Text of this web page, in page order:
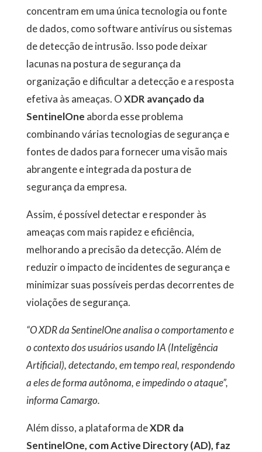
concentram em uma única tecnologia ou fonte
de dados, como software antivírus ou sistemas
de detecção de intrusão. Isso pode deixar
lacunas na postura de segurança da
organização e dificultar a detecção e a resposta
efetiva às ameaças. OXDR avançado da
SentinelOne aborda esse problema
combinando várias tecnologias de segurança e
fontes de dados para fornecer uma visão mais
abrangente e integrada da postura de
segurança da empresa.
Assim, é possível detectar e responder às
ameaças com mais rapidez e eficiência,
melhorando a precisão da detecção. Além de
reduzir o impacto de incidentes de segurança e
minimizar suas possíveis perdas decorrentes de
violações de segurança.
“O XDR da SentinelOne analisa o comportamento e
o contexto dos usuários usando IA (Inteligência
Artificial), detectando, em tempo real, respondendo
a eles de forma autônoma, e impedindo o ataque”,
informa Camargo.
Além disso, a plataforma deXDR da
SentinelOne, com Active Directory (AD), faz